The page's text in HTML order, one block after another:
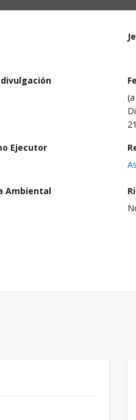
divulgación
Ejecutor
Ambiental